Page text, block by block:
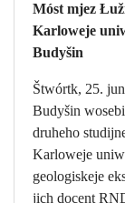
Móst mjez
Karloweje
Budyšin
Štwórtk, 25.
Budyšin
druheho
Karloweje
geologiskeje
jich docent